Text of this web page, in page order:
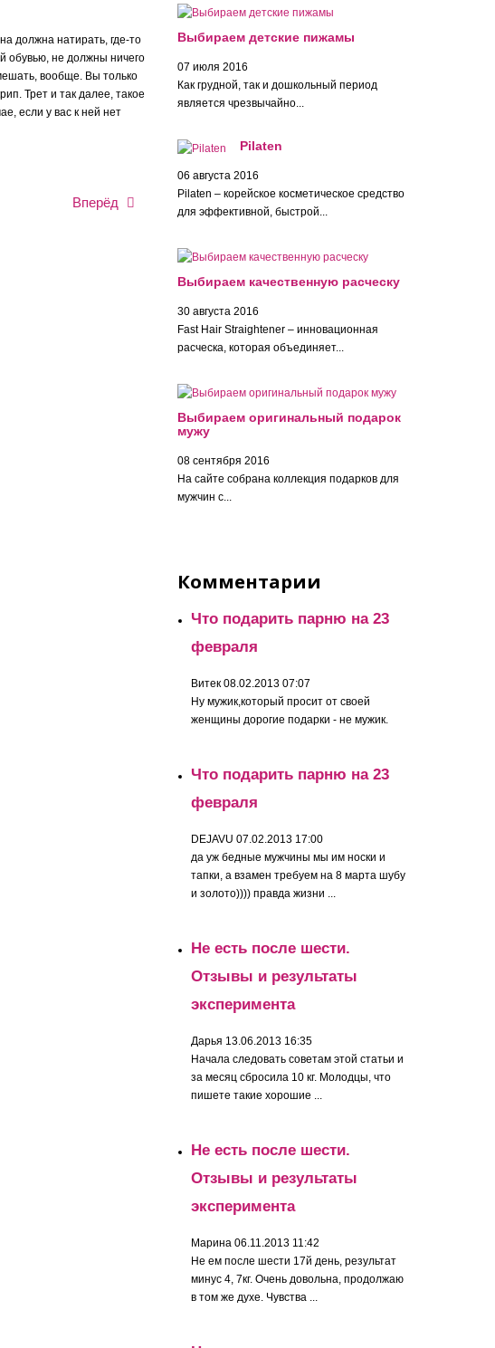
должна натирать, где-то
обувью, не должны ничего
вообще. Вы только
Трет и так далее, такое
если у вас к ней нет
Вперёд
Выбираем детские пижамы
07 июля 2016
Как грудной, так и дошкольный период
является чрезвычайно...
Pilaten
06 августа 2016
Pilaten – корейское косметическое средство
для эффективной, быстрой...
Выбираем качественную расческу
30 августа 2016
Fast Hair Straightener – инновационная
расческа, которая объединяет...
Выбираем оригинальный подарок
мужу
08 сентября 2016
На сайте собрана коллекция подарков для
мужчин с...
Комментарии
Что подарить парню на 23
февраля
Витек 08.02.2013 07:07
Ну мужик,который просит от своей
женщины дорогие подарки - не мужик.
Что подарить парню на 23
февраля
DEJAVU 07.02.2013 17:00
да уж бедные мужчины мы им носки и
тапки, а взамен требуем на 8 марта шубу
и золото)))) правда жизни ...
Не есть после шести.
Отзывы и результаты
эксперимента
Дарья 13.06.2013 16:35
Начала следовать советам этой статьи и
за месяц сбросила 10 кг. Молодцы, что
пишете такие хорошие ...
Не есть после шести.
Отзывы и результаты
эксперимента
Марина 06.11.2013 11:42
Не ем после шести 17й день, результат
минус 4, 7кг. Очень довольна, продолжаю
в том же духе. Чувства ...